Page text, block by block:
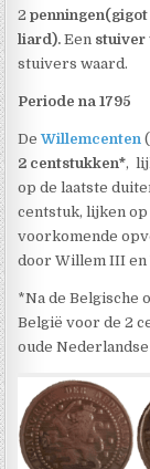
2
liard).Een stuiver
stuivers waard.
Periode na 1795
DeWillemcenten
2 centstukken*,
op de laatste
centstuk, lijken
voorkomende
door Willem III en
*Na de Belgische
België voor de 2
oude